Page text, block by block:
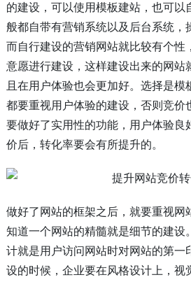
的建设，可以使用模板建站，也可以
般都自带有营销系统以及后台系统，
而自行建设的营销网站就比较有个性
意愿进行建设，这样建设出来的网站
且在用户体验也会更加好。选择是模
都要重视用户体验的建设，否则竞价
要做好了实用性的功能，用户体验良
价后，转化率要会有所提升的。
做好了网站的框架之后，就要重视网
知道一个网站的精髓就是细节的建设
计就是用户访问网站时对网站的第一
设的时候，企业要在风格设计上，视